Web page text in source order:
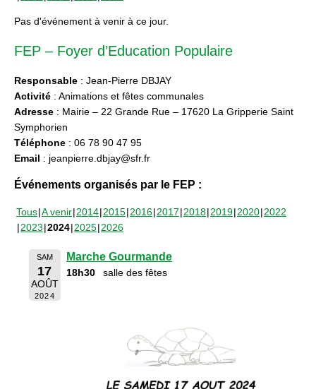
Pas d'événement à venir à ce jour.
FEP – Foyer d’Education Populaire
Responsable : Jean-Pierre DBJAY
Activité : Animations et fêtes communales
Adresse : Mairie – 22 Grande Rue – 17620 La Gripperie Saint
Symphorien
Téléphone : 06 78 90 47 95
Email : jeanpierre.dbjay@sfr.fr
Événements organisés par le FEP :
Tous A venir 2014 2015 2016 2017 2018 2019 2020 2022
2023 2024 2025 2026
SAM
17
AOÛT
2024
Marche Gourmande
18h30 salle des fêtes